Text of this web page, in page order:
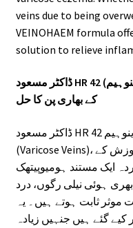
veins due to being
VEINOHAEM formula
solution to relieve
ڈاکٹر مسعود HR 42 (وینوہیم) – نیلی رگوں کا پھولنا اور ٹانگوں
کے بھاری پن کا حل
ڈاکٹر مسعود HR 42 وینوہیم (Dr Masood HR 42) ویری کوز وینز
(Varicose Veins)، رگوں میں خون کے ٹھہراؤ اور سوزش کے
ایک مستند ہومیوپیتھک
ہوئی نیلی رگوں، درد
موثر ثابت ہوتے ہیں۔ یہ
گئے ہیں جنہیں زیادہ